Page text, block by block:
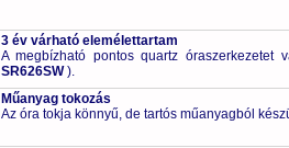
3 év várható elemélettartam
A megbízható pontos quartz óraszerkezetet
SR626SW).
Műanyag tokozás
Az óra tokja könnyű, de tartós műanyagból